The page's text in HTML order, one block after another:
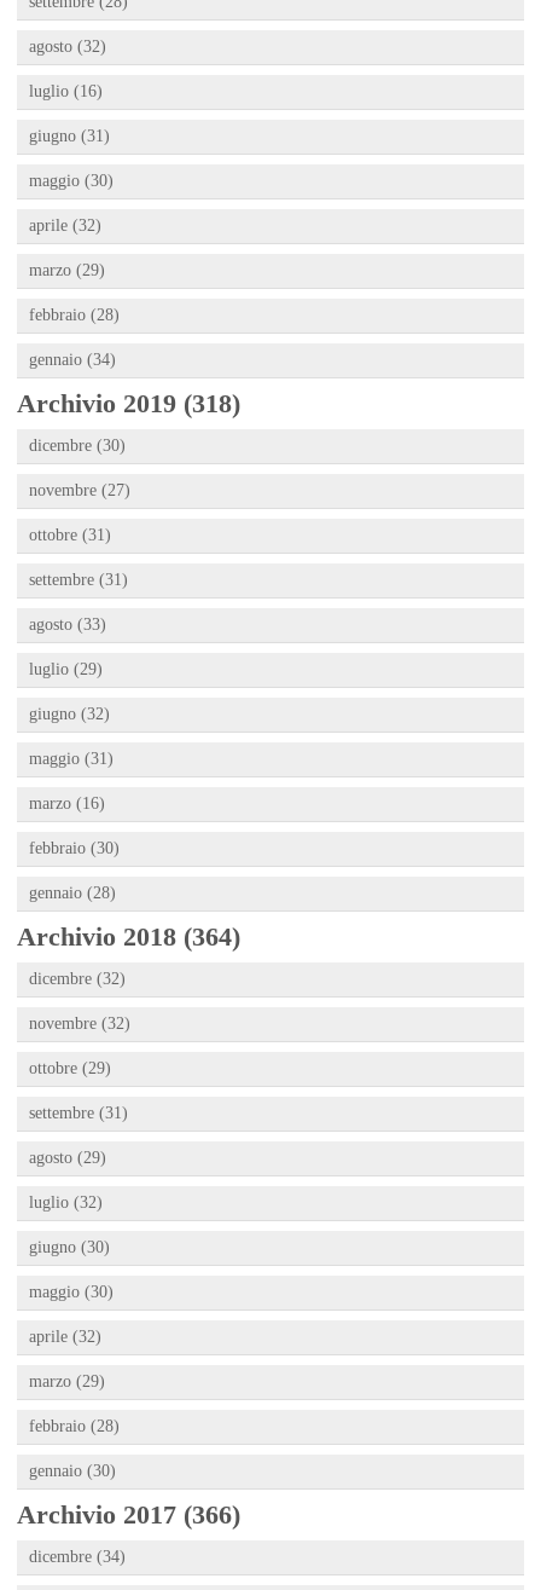
agosto (32)
luglio (16)
giugno (31)
maggio (30)
aprile (32)
marzo (29)
febbraio (28)
gennaio (34)
Archivio 2019 (318)
dicembre (30)
novembre (27)
ottobre (31)
settembre (31)
agosto (33)
luglio (29)
giugno (32)
maggio (31)
marzo (16)
febbraio (30)
gennaio (28)
Archivio 2018 (364)
dicembre (32)
novembre (32)
ottobre (29)
settembre (31)
agosto (29)
luglio (32)
giugno (30)
maggio (30)
aprile (32)
marzo (29)
febbraio (28)
gennaio (30)
Archivio 2017 (366)
dicembre (34)